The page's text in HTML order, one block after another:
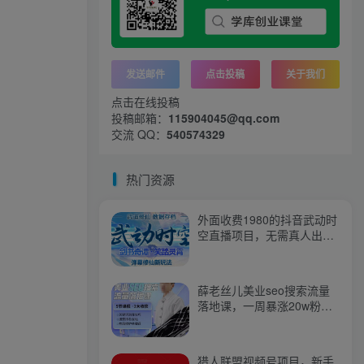
发送邮件 点击投稿 关于我们
点击在线投稿
投稿邮箱： 115904045@qq.com
交流 QQ： 540574329
热门资源
外面收费1980的抖音武动时
空直播项目，无需真人出
薛老丝儿美业seo搜索流量
落地课，一周暴涨20w粉